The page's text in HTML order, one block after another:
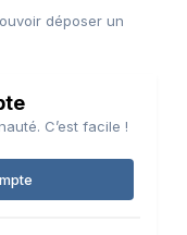
déposer un
C’est facile !